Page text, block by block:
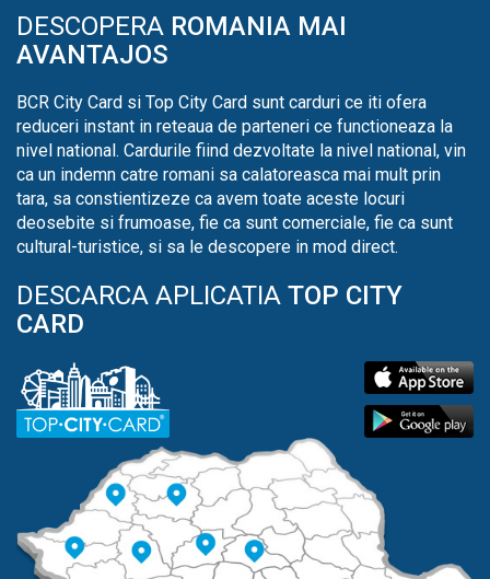
DESCOPERA ROMANIA MAI
AVANTAJOS
BCR City Card si Top City Card sunt carduri ce iti ofera
reduceri instant in reteaua de parteneri ce functioneaza la
nivel national. Cardurile fiind dezvoltate la nivel national, vin
ca un indemn catre romani sa calatoreasca mai mult prin
tara, sa constientizeze ca avem toate aceste locuri
deosebite si frumoase, fie ca sunt comerciale, fie ca sunt
cultural-turistice, si sa le descopere in mod direct.
DESCARCA APLICATIA TOP CITY
CARD